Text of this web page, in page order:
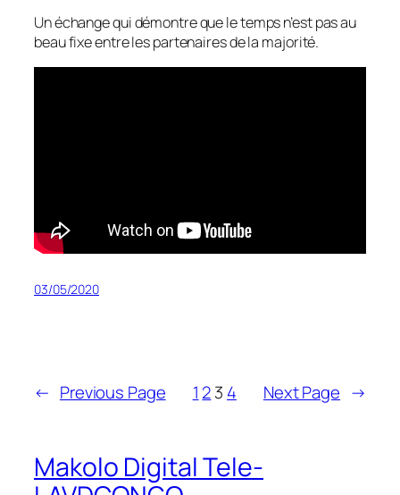
Un échange qui démontre que le temps n’est pas au
beau fixe entre les partenaires de la majorité.
03/05/2020
← Previous Page 1 23 4 Next Page →
Makolo Digital Tele-